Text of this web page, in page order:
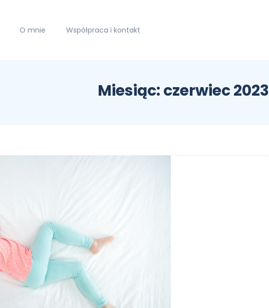
O mnie Współpraca i kontakt
Miesiąc:czerwiec 2023